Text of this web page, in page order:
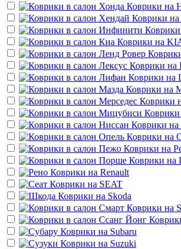
Коврики на
Коврики на
Коврики на
Коврики на
Коврики на
Коврики на
Коврики
Коврики
Коврики на
Коврики на
Коврики на
Коврики на
Коврики на Renault
Коврики на SEAT
Коврики на Skoda
Коврики на
Коврики на Subaru
Коврики на Suzuki